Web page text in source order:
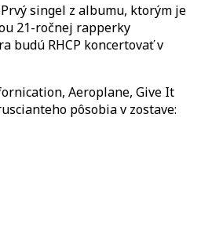
singel z albumu, ktorým je
21-ročnej rapperky
budú RHCP koncertovať v
Aeroplane, Give It
pôsobia v zostave: